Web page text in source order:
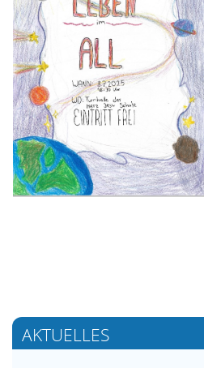
AKTUELLES